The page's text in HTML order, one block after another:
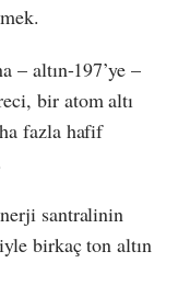
– altın-197’ye –
bir atom altı
fazla hafif
santralinin
birkaç ton altın